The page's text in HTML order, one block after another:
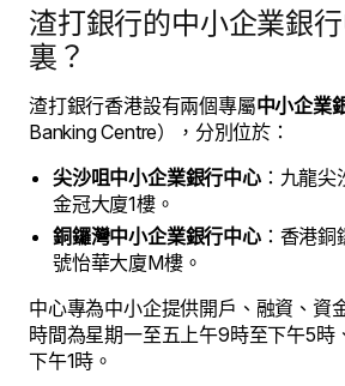
渣打銀行的中小企業銀
裏？
渣打銀行香港設有兩個專屬中小企業
Banking Centre），分別位於：
尖沙咀中小企業銀行中心：九龍尖
金冠大廈1樓。
銅鑼灣中小企業銀行中心：香港銅
號怡華大廈M樓。
中心專為中小企提供開戶、融資、資
時間為星期一至五上午9時至下午5時
下午1時。